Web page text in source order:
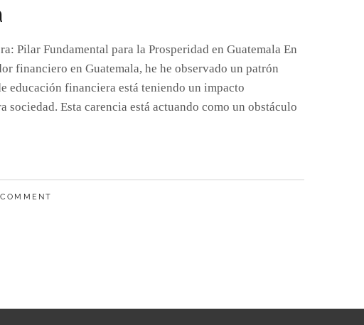
Pilar Fundamental para la Prosperidad en Guatemala En
financiero en Guatemala, he he observado un patrón
educación financiera está teniendo un impacto
sociedad. Esta carencia está actuando como un obstáculo